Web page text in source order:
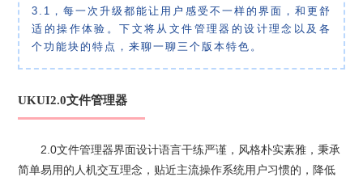
3.1，每一次升级都能让用户感受不一样的界面，和更舒
适的操作体验。 下文将从文件管理器的设计理念以及各
个功能块的特点，来聊一聊三个版本特色。
UKUI2.0文件管理器
2.0文件管理器界面设计语言干练严谨，风格朴实素雅，秉承
简单易用的人机交互理念，贴近主流操作系统用户习惯的，降低